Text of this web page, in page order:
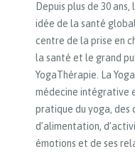
Depuis plus de 30
idée de la santé
centre de la prise en
la santé et le grand
YogaThérapie. La
médecine intégrative
pratique du yoga, des
d’alimentation,
émotions et de ses